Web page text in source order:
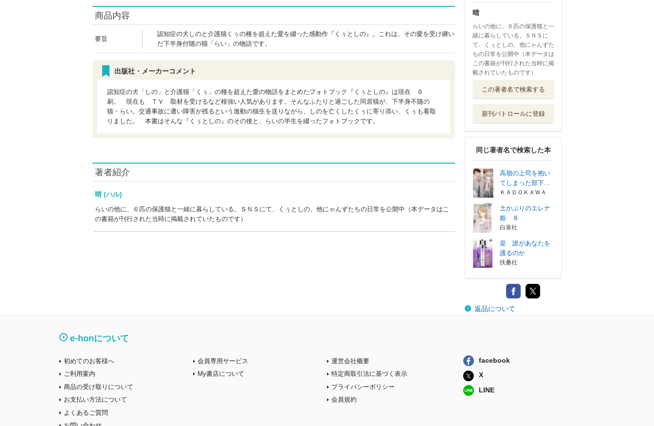
商品内容
要旨
認知症の犬しのと介護猫くぅの種を超えた愛を綴った感動作『くぅとしの』。これは、その愛を受け継い
だ下半身付随の猫「らい」の物語です。
出版社・メーカーコメント
認知症の犬「しの」と介護猫「くぅ」の種を超えた愛の物語をまとめたフォトブック『くぅとしの』は現在 ６
刷。 現在も ＴＶ 取材を受けるなど根強い人気があります。そんなふたりと過ごした同居猫が、下半身不随の
猫・らい。交通事故に遭い障害が残るという激動の猫生を送りながら、しのを亡くしたくぅに寄り添い、くぅも看取
りました。 本書はそんな『くぅとしの』のその後と、らいの半生を綴ったフォトブックです。
著者紹介
晴 (ハル)
らいの他に、６匹の保護猫と一緒に暮らしている。ＳＮＳにて、くぅとしの、他にゃんずたちの日常を公開中（本データはこ
の書籍が刊行された当時に掲載されていたものです）
晴
らいの他に、６匹の保護猫と一
緒に暮らしている。ＳＮＳに
て、くぅとしの、他にゃんずた
ちの日常を公開中（本データは
この書籍が刊行された当時に掲
載されていたものです）
この著者名で検索する
新刊パトロールに登録
同じ著者名で検索した本
高嶺の上司を抱い
てしまった部下...
ＫＡＤＯＫＡＷＡ
土かぶりのエレナ
姫 ８
白泉社
皇 誰があなたを
護るのか
扶桑社
返品について
e-honについて
初めてのお客様へ
ご利用案内
商品の受け取りについて
お支払い方法について
よくあるご質問
会員専用サービス
My書店について
運営会社概要
特定商取引法に基づく表示
プライバシーポリシー
会員規約
facebook
X
LINE